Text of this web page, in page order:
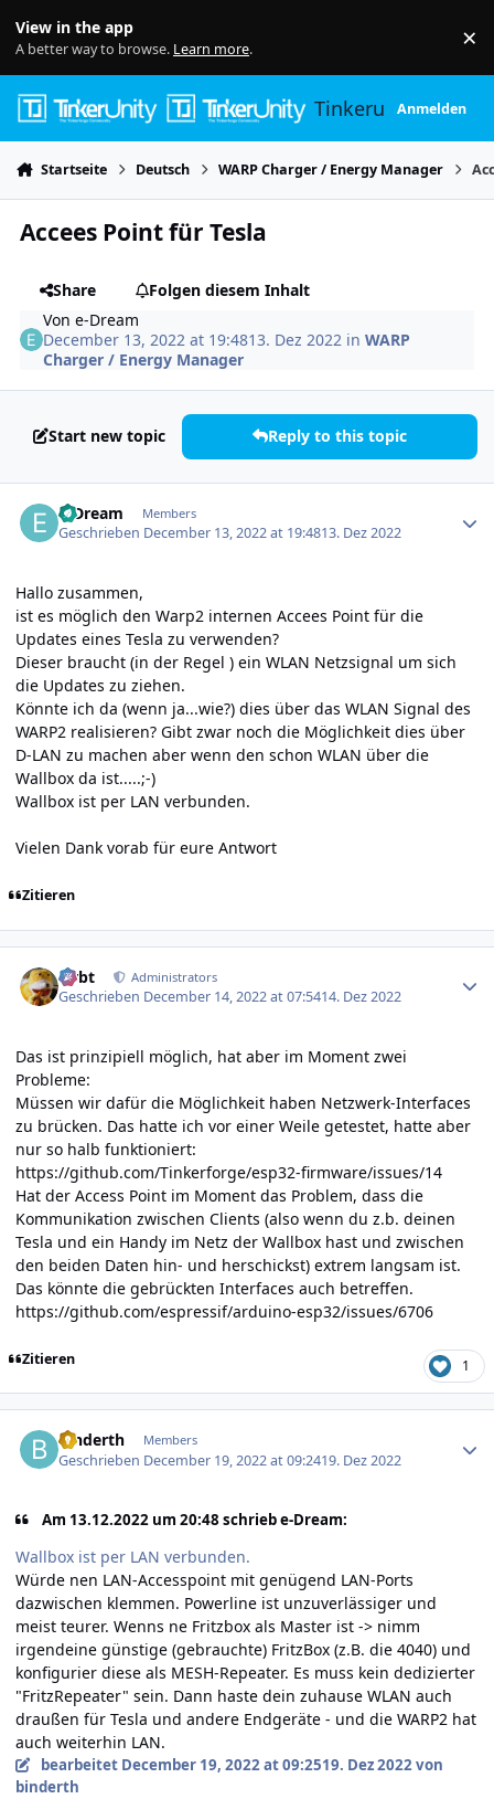
View in the app
A better way to browse. Learn more. ×
TinkerunityAnmelden
Startseite Deutsch WARP Charger / Energy Manager
Accees Point für Tesla
Share
Folgen diesem Inhalt
Vone-Dream
December 13, 2022 at 19:4813. Dez 2022 inWARP
Charger / Energy Manager
Start new topic Reply to this topic
e-Dream Members
Geschrieben December 13, 2022 at 19:4813. Dez 2022
Hallo zusammen,
ist es möglich den Warp2 internen Accees Point für die
Updates eines Tesla zu verwenden?
Dieser braucht (in der Regel ) ein WLAN Netzsignal um sich
die Updates zu ziehen.
Könnte ich da (wenn ja...wie?) dies über das WLAN Signal des
WARP2 realisieren? Gibt zwar noch die Möglichkeit dies über
D-LAN zu machen aber wenn den schon WLAN über die
Wallbox da ist.....;-)
Wallbox ist per LAN verbunden.
Vielen Dank vorab für eure Antwort
Zitieren
rtrbt Administrators
Geschrieben December 14, 2022 at 07:5414. Dez 2022
Das ist prinzipiell möglich, hat aber im Moment zwei
Probleme:
Müssen wir dafür die Möglichkeit haben Netzwerk-Interfaces
zu brücken. Das hatte ich vor einer Weile getestet, hatte aber
nur so halb funktioniert:
https://github.com/Tinkerforge/esp32-firmware/issues/14
Hat der Access Point im Moment das Problem, dass die
Kommunikation zwischen Clients (also wenn du z.b. deinen
Tesla und ein Handy im Netz der Wallbox hast und zwischen
den beiden Daten hin- und herschickst) extrem langsam ist.
Das könnte die gebrückten Interfaces auch betreffen.
https://github.com/espressif/arduino-esp32/issues/6706
Zitieren 1
binderth Members
Geschrieben December 19, 2022 at 09:2419. Dez 2022
Am 13.12.2022 um 20:48 schrieb e-Dream:
Wallbox ist per LAN verbunden.
Würde nen LAN-Accesspoint mit genügend LAN-Ports
dazwischen klemmen. Powerline ist unzuverlässiger und
meist teurer. Wenns ne Fritzbox als Master ist -> nimm
irgendeine günstige (gebrauchte) FritzBox (z.B. die 4040) und
konfigurier diese als MESH-Repeater. Es muss kein dedizierter
"FritzRepeater" sein. Dann haste dein zuhause WLAN auch
draußen für Tesla und andere Endgeräte - und die WARP2 hat
auch weiterhin LAN.
bearbeitet December 19, 2022 at 09:2519. Dez 2022von
binderth